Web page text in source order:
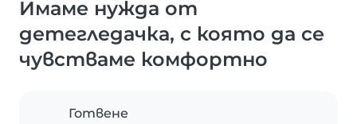
Имаме нужда от
детегледачка, с която да се
чувстваме комфортно
Готвене